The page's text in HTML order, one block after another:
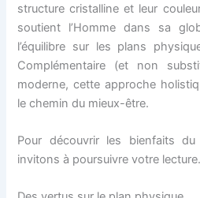
structure cristalline et leur
soutient l’Homme dans sa
l’équilibre sur les plans
Complémentaire (et non
moderne, cette approche
le chemin du mieux-être.
Pour découvrir les bienfaits
invitons à poursuivre votre lecture.